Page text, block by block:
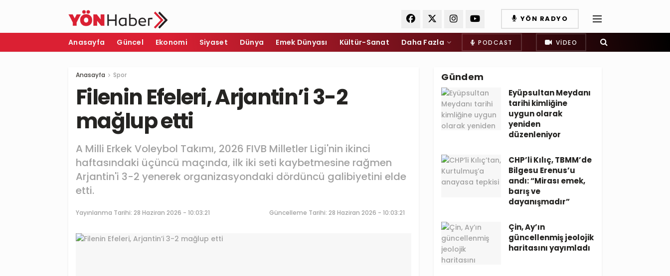
YÖN RADYO
Anasayfa Güncel Ekonomi Siyaset Dünya Emek Dünyası Kültür-Sanat Daha Fazla PODCAST VIDEO
Anasayfa Spor
Filenin Efeleri, Arjantin’i 3-2
mağlup etti
A Milli Erkek Voleybol Takımı, 2026 FIVB Milletler Ligi'nin ikinci
haftasındaki üçüncü maçında, ilk iki seti kaybetmesine rağmen
Arjantin'i 3-2 yenerek organizasyondaki dördüncü galibiyetini elde
etti.
Yayınlanma Tarihi: 28 Haziran 2026 - 10:03:21 Güncelleme Tarihi: 28 Haziran 2026 - 10:03:21
Gündem
Eyüpsultan Meydanı
tarihi kimliğine
uygun olarak
yeniden
düzenleniyor
CHP’li Kılıç, TBMM’de
Bilgesu Erenus’u
andı: “Mirası emek,
barış ve
dayanışmadır”
Çin, Ay’ın
güncellenmiş jeolojik
haritasını yayımladı